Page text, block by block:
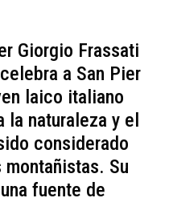
Giorgio Frassati
a San Pier
laico italiano
la naturaleza y el
considerado
Su
fuente de